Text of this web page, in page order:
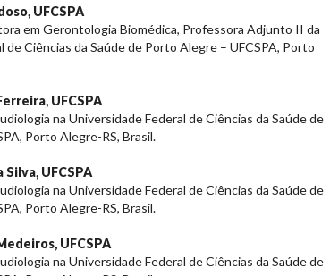
UFCSPA
em Gerontologia Biomédica, Professora Adjunto II da
de Ciências da Saúde de Porto Alegre – UFCSPA, Porto
UFCSPA
na Universidade Federal de Ciências da Saúde de
Porto Alegre-RS, Brasil.
Silva, UFCSPA
na Universidade Federal de Ciências da Saúde de
Porto Alegre-RS, Brasil.
UFCSPA
na Universidade Federal de Ciências da Saúde de